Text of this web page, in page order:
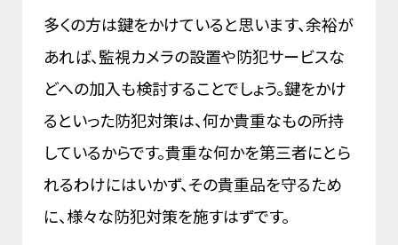
多くの方は鍵をかけていると思います、余裕が
あれば、監視カメラの設置や防犯サービスな
どへの加入も検討することでしょう。鍵をかけ
るといった防犯対策は、何か貴重なもの所持
しているからです。貴重な何かを第三者にとら
れるわけにはいかず、その貴重品を守るため
に、様々な防犯対策を施すはずです。